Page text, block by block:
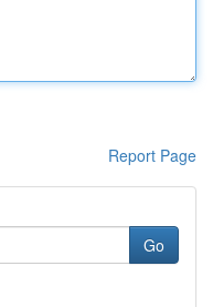
Report Page
Go